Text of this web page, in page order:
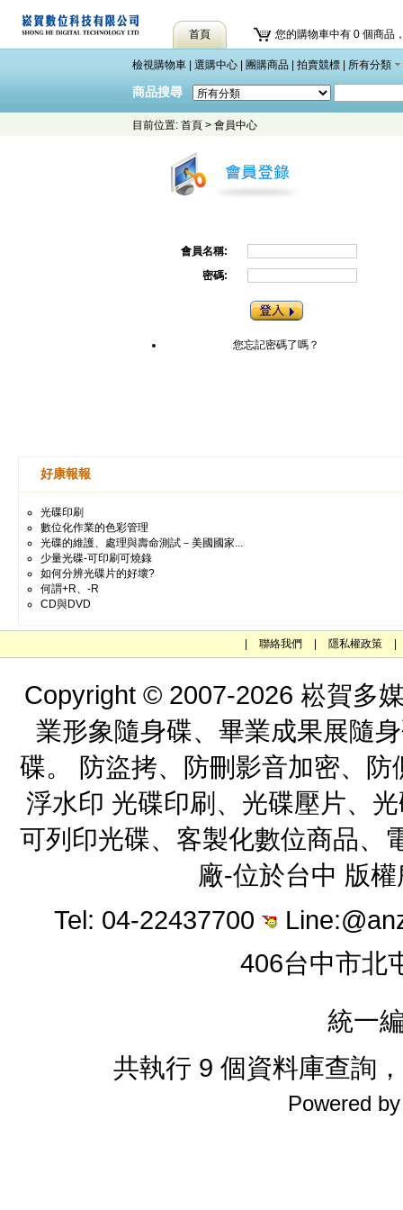
首頁 您的購物車中有 0 個商品
檢視購物車 選購中心 團購商品 拍賣競標 所有分類
商品搜尋
目前位置: 首頁 > 會員中心
會員名稱:
密碼:
您忘記密碼了嗎？
好康報報
光碟印刷
數位化作業的色彩管理
光碟的維護、處理與壽命測試－美國國家...
少量光碟-可印刷可燒錄
如何分辨光碟片的好壞?
何謂+R、-R
CD與DVD
聯絡我們 隱私權政策
Copyright © 2007-2026 崧賀多
業形象隨身碟、畢業成果展隨
碟。 防盜拷、防刪影音加密、
浮水印 光碟印刷、光碟壓片、
可列印光碟、客製化數位商品、
廠-位於台中 版
Tel: 04-22437700
406台中市北
統一
共執行 9 個資料庫查詢
Powered